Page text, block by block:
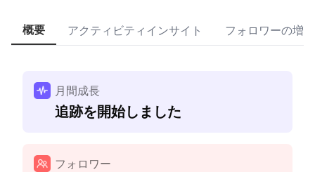
概要 アクティビティインサイト フォロワーの増加
月間成長
追跡を開始しました
フォロワー